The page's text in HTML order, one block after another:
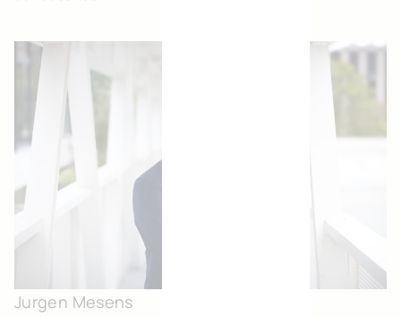
Témoignage de Jurgen Mesens
Jurgen Mesens